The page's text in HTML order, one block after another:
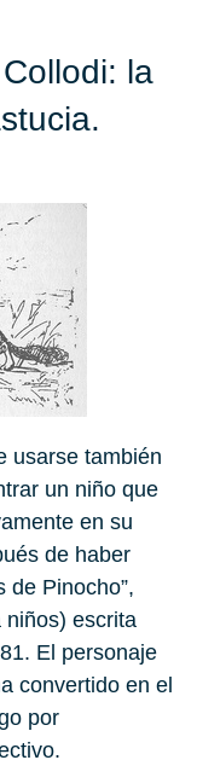
la
usarse también
un niño que
en su
de haber
de Pinocho”,
niños) escrita
. El personaje
convertido en el
por